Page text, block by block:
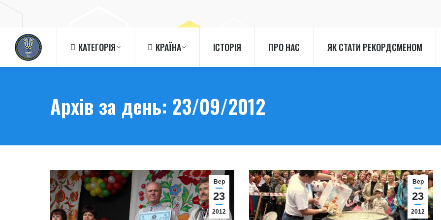
КАТЕГОРІЯ КРАЇНА ІСТОРІЯ ПРО НАС ЯК СТАТИ РЕКОРДСМЕНОМ
Архів за день: 23/09/2012
Вер
23
2012
Вер
23
2012